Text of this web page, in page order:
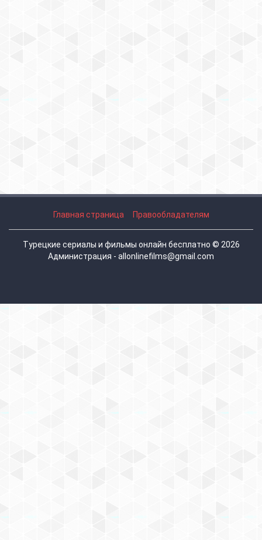
Главная страница Правообладателям
Турецкие сериалы и фильмы онлайн бесплатно © 2026
Администрация - allonlinefilms@gmail.com